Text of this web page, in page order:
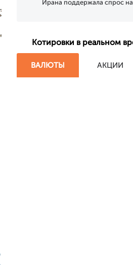
Ирана поддержала спрос на
Котировки в реальном
ВАЛЮТЫ АКЦИИ